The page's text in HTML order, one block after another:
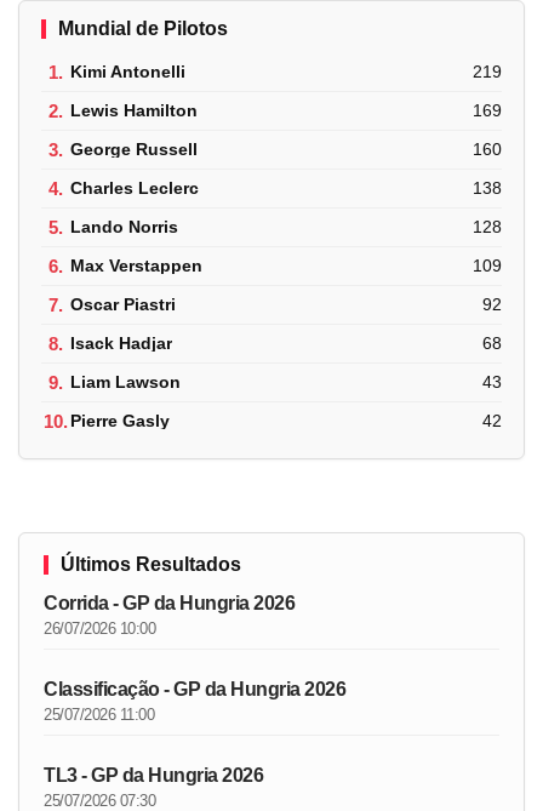
Mundial de Pilotos
1. Kimi Antonelli 219
2. Lewis Hamilton 169
3. George Russell 160
4. Charles Leclerc 138
5. Lando Norris 128
6. Max Verstappen 109
7. Oscar Piastri 92
8. Isack Hadjar 68
9. Liam Lawson 43
10.Pierre Gasly 42
Últimos Resultados
Corrida - GP da Hungria 2026
26/07/2026 10:00
Classificação - GP da Hungria 2026
25/07/2026 11:00
TL3 - GP da Hungria 2026
25/07/2026 07:30